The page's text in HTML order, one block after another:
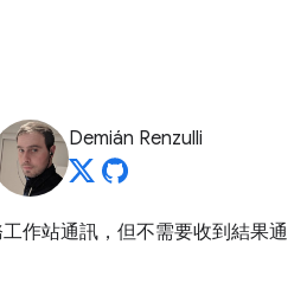
Demián Renzulli
作站通訊，但不需要收到結果通